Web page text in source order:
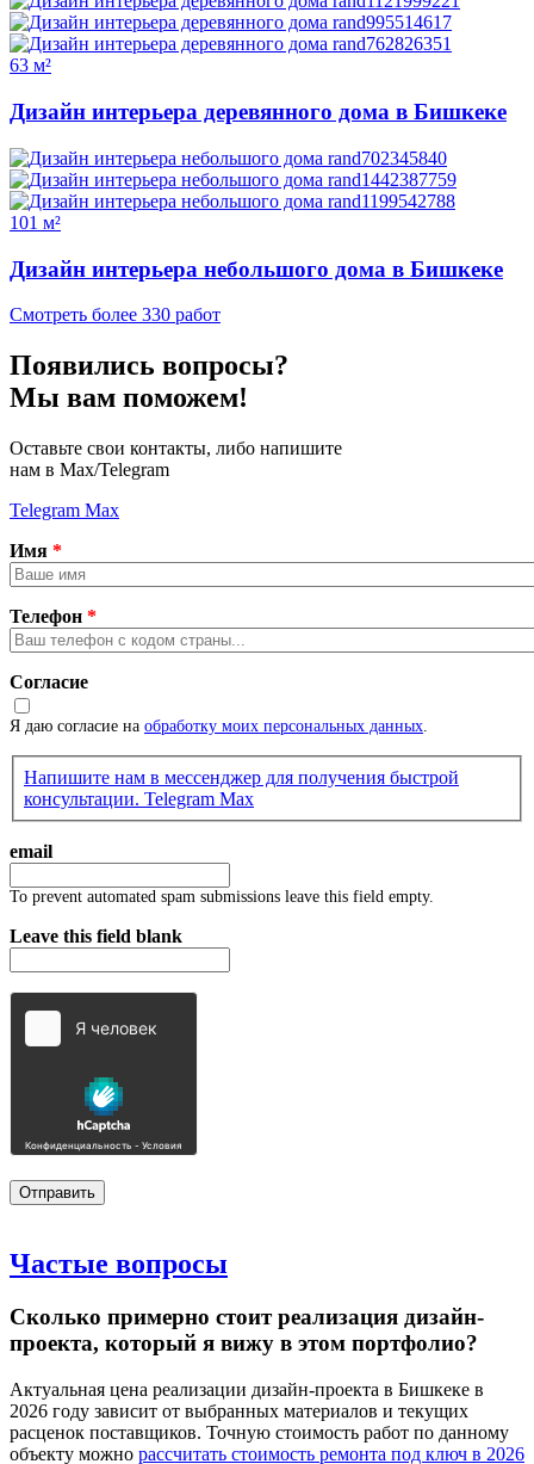
63 м²
Дизайн интерьера деревянного дома в Бишкеке
101 м²
Дизайн интерьера небольшого дома в Бишкеке
Смотреть более 330 работ
Появились вопросы?
Мы вам поможем!
Оставьте свои контакты, либо напишите
нам в Max/Telegram
Telegram Max
Имя *
Телефон *
Согласие
Я даю согласие на обработку моих персональных данных
Напишите нам в мессенджер для получения быстрой
консультации. Telegram Max
email
To prevent automated spam submissions leave this field empty.
Leave this field blank
Частые вопросы
Сколько примерно стоит реализация дизайн-
проекта, который я вижу в этом портфолио?
Актуальная цена реализации дизайн-проекта в Бишкеке в
2026 году зависит от выбранных материалов и текущих
расценок поставщиков. Точную стоимость работ по данному
объекту можно рассчитать стоимость ремонта под ключ в 2026